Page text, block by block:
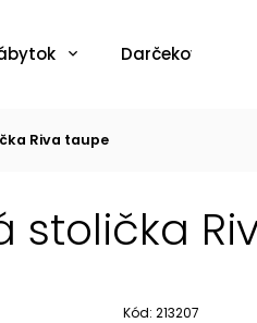
Darčekové
Riva taupe
stolička
Kód: 213207